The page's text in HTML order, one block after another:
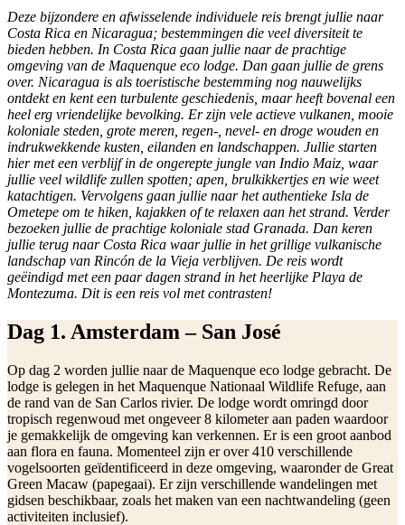
Deze bijzondere en afwisselende individuele reis brengt jullie naar
Costa Rica en Nicaragua; bestemmingen die veel diversiteit te
bieden hebben. In Costa Rica gaan jullie naar de prachtige
omgeving van de Maquenque eco lodge. Dan gaan jullie de grens
over. Nicaragua is als toeristische bestemming nog nauwelijks
ontdekt en kent een turbulente geschiedenis, maar heeft bovenal een
heel erg vriendelijke bevolking. Er zijn vele actieve vulkanen, mooie
koloniale steden, grote meren, regen-, nevel- en droge wouden en
indrukwekkende kusten, eilanden en landschappen. Jullie starten
hier met een verblijf in de ongerepte jungle van Indio Maiz, waar
jullie veel wildlife zullen spotten; apen, brulkikkertjes en wie weet
katachtigen. Vervolgens gaan jullie naar het authentieke Isla de
Ometepe om te hiken, kajakken of te relaxen aan het strand. Verder
bezoeken jullie de prachtige koloniale stad Granada. Dan keren
jullie terug naar Costa Rica waar jullie in het grillige vulkanische
landschap van Rincón de la Vieja verblijven. De reis wordt
geëindigd met een paar dagen strand in het heerlijke Playa de
Montezuma. Dit is een reis vol met contrasten!
Dag 1. Amsterdam – San José
Op dag 2 worden jullie naar de Maquenque eco lodge gebracht. De
lodge is gelegen in het Maquenque Nationaal Wildlife Refuge, aan
de rand van de San Carlos rivier. De lodge wordt omringd door
tropisch regenwoud met ongeveer 8 kilometer aan paden waardoor
je gemakkelijk de omgeving kan verkennen. Er is een groot aanbod
aan flora en fauna. Momenteel zijn er over 410 verschillende
vogelsoorten geïdentificeerd in deze omgeving, waaronder de Great
Green Macaw (papegaai). Er zijn verschillende wandelingen met
gidsen beschikbaar, zoals het maken van een nachtwandeling (geen
activiteiten inclusief).